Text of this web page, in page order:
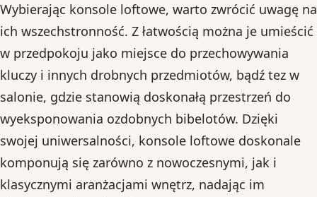
Wybierając konsole loftowe, warto zwrócić uwagę na
ich wszechstronność. Z łatwością można je umieścić
w przedpokoju jako miejsce do przechowywania
kluczy i innych drobnych przedmiotów, bądź tez w
salonie, gdzie stanowią doskonałą przestrzeń do
wyeksponowania ozdobnych bibelotów. Dzięki
swojej uniwersalności, konsole loftowe doskonale
komponują się zarówno z nowoczesnymi, jak i
klasycznymi aranżacjami wnętrz, nadając im